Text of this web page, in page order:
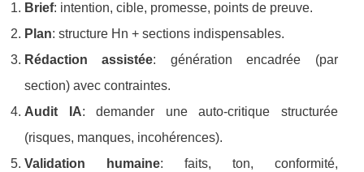
Brief: intention, cible, promesse, points de preuve.
Plan: structure Hn + sections indispensables.
Rédaction assistée: génération encadrée (par
section) avec contraintes.
Audit IA: demander une auto-critique structurée
(risques, manques, incohérences).
Validation humaine: faits, ton, conformité,